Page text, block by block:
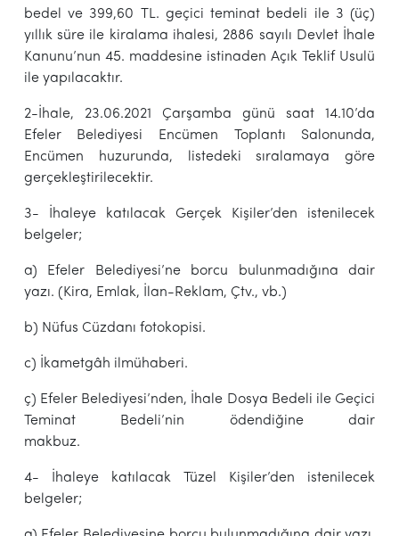
bedel ve 399,60 TL. geçici teminat bedeli ile 3 (üç)
yıllık süre ile kiralama ihalesi, 2886 sayılı Devlet İhale
Kanunu’nun 45. maddesine istinaden Açık Teklif Usulü
ile yapılacaktır.
2-İhale, 23.06.2021 Çarşamba günü saat 14.10’da
Efeler Belediyesi Encümen Toplantı Salonunda,
Encümen huzurunda, listedeki sıralamaya göre
gerçekleştirilecektir.
3- İhaleye katılacak Gerçek Kişiler’den istenilecek
belgeler;
a) Efeler Belediyesi’ne borcu bulunmadığına dair
yazı. (Kira, Emlak, İlan-Reklam, Çtv., vb.)
b) Nüfus Cüzdanı fotokopisi.
c) İkametgâh ilmühaberi.
ç) Efeler Belediyesi’nden, İhale Dosya Bedeli ile Geçici
Teminat Bedeli’nin ödendiğine dair
makbuz.
4- İhaleye katılacak Tüzel Kişiler’den istenilecek
belgeler;